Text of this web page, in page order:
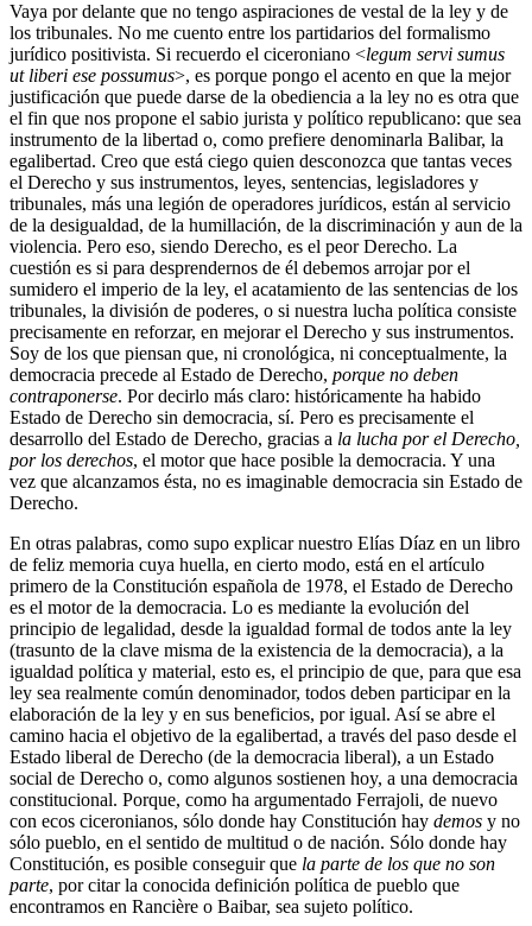
Vaya por delante que no tengo aspiraciones de vestal de la ley y de
los tribunales. No me cuento entre los partidarios del formalismo
jurídico positivista. Si recuerdo el ciceroniano <legum servi sumus
ut liberi ese possumus>, es porque pongo el acento en que la mejor
justificación que puede darse de la obediencia a la ley no es otra que
el fin que nos propone el sabio jurista y político republicano: que sea
instrumento de la libertad o, como prefiere denominarla Balibar, la
egalibertad. Creo que está ciego quien desconozca que tantas veces
el Derecho y sus instrumentos, leyes, sentencias, legisladores y
tribunales, más una legión de operadores jurídicos, están al servicio
de la desigualdad, de la humillación, de la discriminación y aun de la
violencia. Pero eso, siendo Derecho, es el peor Derecho. La
cuestión es si para desprendernos de él debemos arrojar por el
sumidero el imperio de la ley, el acatamiento de las sentencias de los
tribunales, la división de poderes, o si nuestra lucha política consiste
precisamente en reforzar, en mejorar el Derecho y sus instrumentos.
Soy de los que piensan que, ni cronológica, ni conceptualmente, la
democracia precede al Estado de Derecho, porque no deben
contraponerse. Por decirlo más claro: históricamente ha habido
Estado de Derecho sin democracia, sí. Pero es precisamente el
desarrollo del Estado de Derecho, gracias a la lucha por el Derecho,
por los derechos, el motor que hace posible la democracia. Y una
vez que alcanzamos ésta, no es imaginable democracia sin Estado de
Derecho.
En otras palabras, como supo explicar nuestro Elías Díaz en un libro
de feliz memoria cuya huella, en cierto modo, está en el artículo
primero de la Constitución española de 1978, el Estado de Derecho
es el motor de la democracia. Lo es mediante la evolución del
principio de legalidad, desde la igualdad formal de todos ante la ley
(trasunto de la clave misma de la existencia de la democracia), a la
igualdad política y material, esto es, el principio de que, para que esa
ley sea realmente común denominador, todos deben participar en la
elaboración de la ley y en sus beneficios, por igual. Así se abre el
camino hacia el objetivo de la egalibertad, a través del paso desde el
Estado liberal de Derecho (de la democracia liberal), a un Estado
social de Derecho o, como algunos sostienen hoy, a una democracia
constitucional. Porque, como ha argumentado Ferrajoli, de nuevo
con ecos ciceronianos, sólo donde hay Constitución hay demos y no
sólo pueblo, en el sentido de multitud o de nación. Sólo donde hay
Constitución, es posible conseguir que la parte de los que no son
parte, por citar la conocida definición política de pueblo que
encontramos en Rancière o Baibar, sea sujeto político.